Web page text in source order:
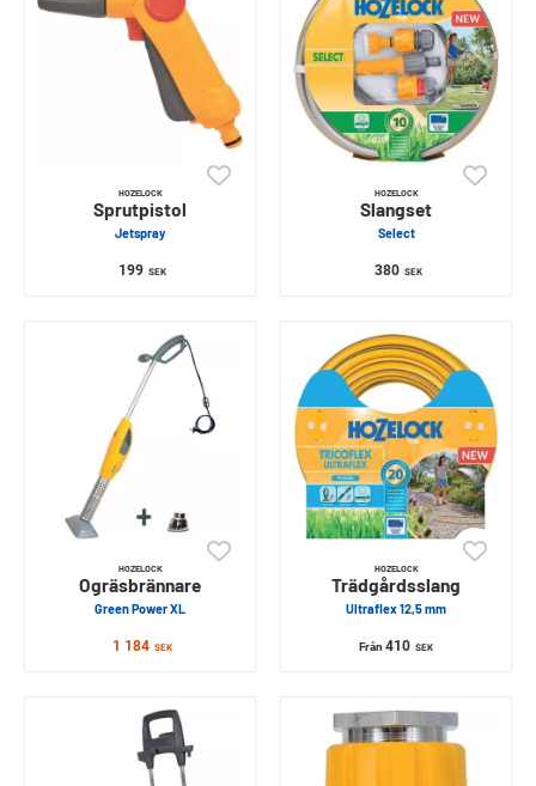
HOZELOCK
Sprutpistol
Jetspray
199 SEK
HOZELOCK
Slangset
Select
380 SEK
HOZELOCK
Ogräsbrännare
Green Power XL
1 184 SEK
HOZELOCK
Trädgårdsslang
Ultraflex 12,5 mm
Från 410 SEK